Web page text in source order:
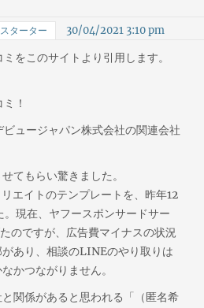
ターター 30/04/2021 3:10 pm
をこのサイトより引用します。
！
ュージャパン株式会社の関連会社
てもらい驚きました。
エイトのテンプレートを、昨年12
現在、ヤフースポンサードサー
のですが、広告費マイナスの状況
あり、相談のLINEのやり取りは
かつながりません。
関係があると思われる「（匿名希